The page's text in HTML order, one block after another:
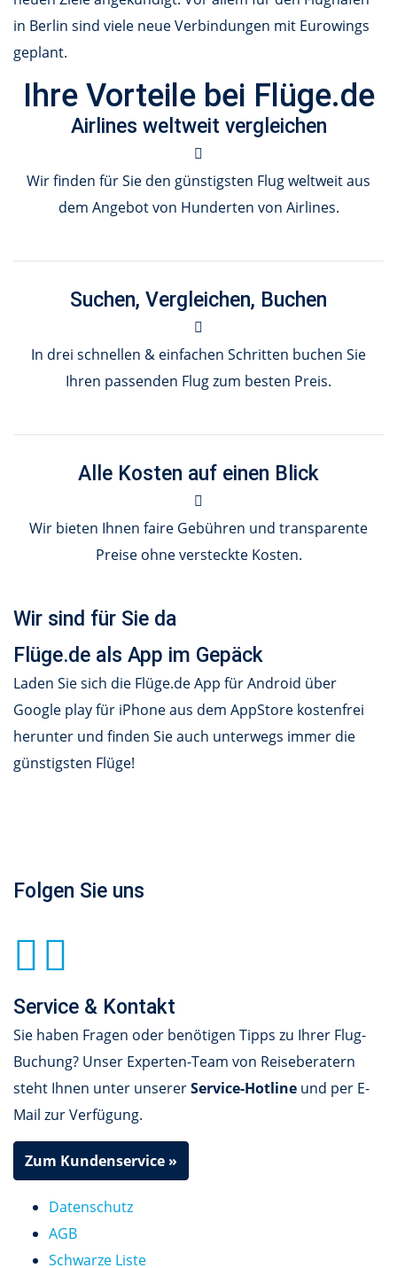
in Berlin sind viele neue Verbindungen mit Eurowings
geplant.
Ihre Vorteile bei Flüge.de
Airlines weltweit vergleichen
Wir finden für Sie den günstigsten Flug weltweit aus
dem Angebot von Hunderten von Airlines.
Suchen, Vergleichen, Buchen
In drei schnellen & einfachen Schritten buchen Sie
Ihren passenden Flug zum besten Preis.
Alle Kosten auf einen Blick
Wir bieten Ihnen faire Gebühren und transparente
Preise ohne versteckte Kosten.
Wir sind für Sie da
Flüge.de als App im Gepäck
Laden Sie sich die Flüge.de App für Android über
Google play für iPhone aus dem AppStore kostenfrei
herunter und finden Sie auch unterwegs immer die
günstigsten Flüge!
Folgen Sie uns
Service & Kontakt
Sie haben Fragen oder benötigen Tipps zu Ihrer Flug-
Buchung? Unser Experten-Team von Reiseberatern
steht Ihnen unter unsererService-Hotline und per E-
Mail zur Verfügung.
Zum Kundenservice »
Datenschutz
AGB
Schwarze Liste